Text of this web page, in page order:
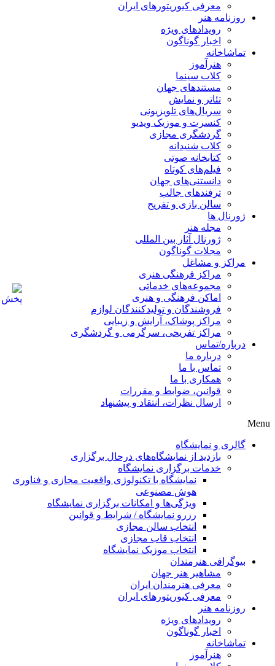
معرفی کیوریتورهای ایران
روزنامه هنر
رویدادهای ویژه
اخبار گوناگون
تماشاخانه
هنرآموز
کلاب سینما
مستندهای جهان
تئاتر و نمایش
سریال‌های تلویزیونی
کنسرت و موزیک ویدیو
گردشگری مجازی
کلاب شنیدانه
کتابخانه صوتی
فیلم‌های کوتاه
دانستنی‌های جهان
ترفندهای جالب
سالن بازی و تفریح
ژورنال ها
مجله هنر
ژورنال آثار بین المللی
مجلات گوناگون
مراکز و مشاغل
مراکز فرهنگی هنری
مجموعه‌های خدماتی
اماکن فرهنگی و هنری
فروشندگان و تولیدکنندگان لوازم
مراکز پوشاک، آرایش و زیبایی
مراکز تفریحی، سرگرمی و گردشگری
درباره/تماس
درباره ما
تماس با ما
همکاری با ما
قوانین، ضوابط و مقررات
ارسال نظرات، انتقاد و پیشنهاد
Menu
گالری و نمایشگاه
بازدید از نمایشگاه‌های درحال برگزاری
خدمات برگزاری نمایشگاه
نمایشگاه با تکنولوژی واقعیت مجازی و فناوری
هوش مصنوعی
ویژگی‌ها و امکانات برگزاری نمایشگاه
رزرو نمایشگاه / شرایط و قوانین
انتخاب سالن مجازی
انتخاب قاب مجازی
انتخاب موزیک نمایشگاه
بیوگرافی هنرمندان
مشاهیر هنر جهان
معرفی هنرمندان ایران
معرفی کیوریتورهای ایران
روزنامه هنر
رویدادهای ویژه
اخبار گوناگون
تماشاخانه
هنرآموز